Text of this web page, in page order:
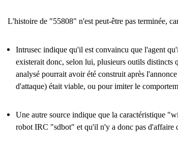
L'histoire de "55808" n'est peut-être pas terminée,
Intrusec indique qu'il est convaincu que l'agent
existerait donc, selon lui, plusieurs outils
analysé pourrait avoir été construit après
d'attaque) était viable, ou pour imiter le
Une autre source indique que la caractéristique
robot IRC "sdbot" et qu'il n'y a donc pas